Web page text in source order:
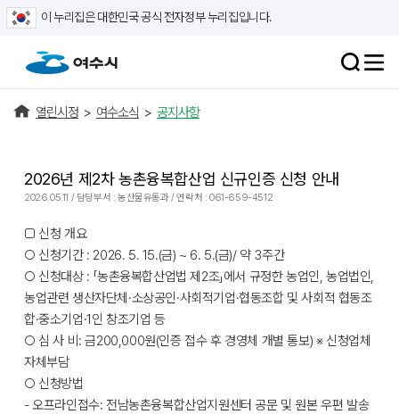
이 누리집은 대한민국 공식 전자정부 누리집입니다.
열린시정 > 여수소식 > 공지사항
2026년 제2차 농촌융복합산업 신규인증 신청 안내
2026.05.11 / 담당부서 : 농산물유통과 / 연락처 : 061-659-4512
□ 신청 개요
○ 신청기간 : 2026. 5. 15.(금) ~ 6. 5.(금)/ 약 3주간
○ 신청대상 : 「농촌융복합산업법 제2조」에서 규정한 농업인, 농업법인,
농업관련 생산자단체·소상공인·사회적기업·협동조합 및 사회적 협동조
합·중소기업·1인 창조기업 등
○ 심 사 비: 금200,000원(인증 접수 후 경영체 개별 통보) ※ 신청업체
자체부담
○ 신청방법
- 오프라인접수: 전남농촌융복합산업지원센터 공문 및 원본 우편 발송